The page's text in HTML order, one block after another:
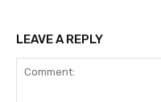
LEAVE A REPLY